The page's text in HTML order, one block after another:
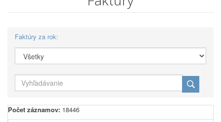
Faktúry za rok:
Počet záznamov: 18446